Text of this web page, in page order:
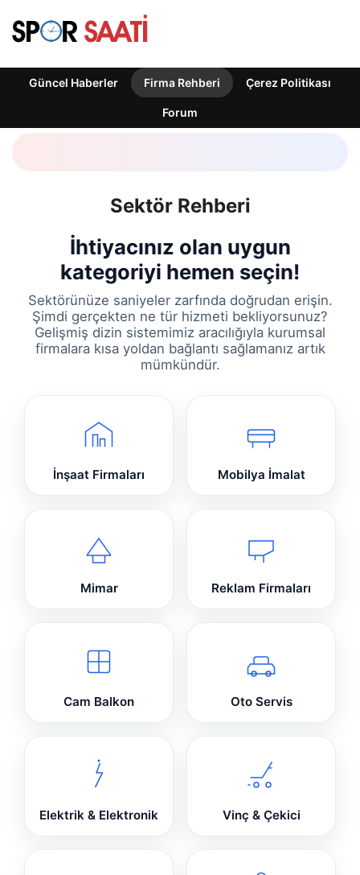
Güncel Haberler Firma Rehberi Çerez Politikası
Forum
Sektör Rehberi
İhtiyacınız olan uygun
kategoriyi hemen seçin!
Sektörünüze saniyeler zarfında doğrudan erişin.
Şimdi gerçekten ne tür hizmeti bekliyorsunuz?
Gelişmiş dizin sistemimiz aracılığıyla kurumsal
firmalara kısa yoldan bağlantı sağlamanız artık
mümkündür.
İnşaat Firmaları Mobilya İmalat
Mimar Reklam Firmaları
Cam Balkon Oto Servis
Elektrik & Elektronik Vinç & Çekici